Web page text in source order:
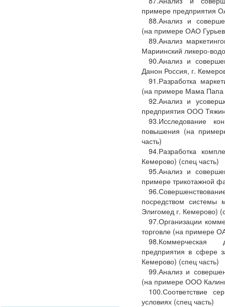
примере предприятия
88.Анализ и
(на примере ОАО
89.Анализ
Мариинский ликеро-
90.Анализ и
Данон Россия, г.
91.Разработка
(на примере Мама Папа
92.Анализ и
предприятия ООО
93.Исследование
повышения (на
часть)
94.Разработка
Кемерово) (спец часть)
95.Анализ и
примере трикотажной
посредством
Элигомед г. Кемерово)
97.Организации
торговле (на примере
98.Коммерческая
предприятия в сфере
Кемерово) (спец часть)
99.Анализ и
(на примере ООО
100.Соответствие
условиях (спец часть)